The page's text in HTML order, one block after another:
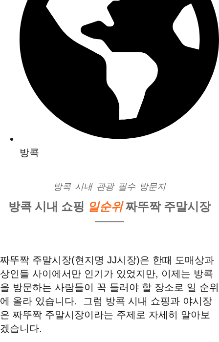
방콕
방콕 시내 관광 필수 방문지
방콕 시내 쇼핑 일순위짜뚜짝 주말시장
짜뚜짝 주말시장(현지명 JJ시장)은 한때 도매상과
상인들 사이에서만 인기가 있었지만, 이제는 방콕
을 방문하는 사람들이 꼭 들러야 할 장소로 일 순위
에 올라 있습니다. 그럼 방콕 시내 쇼핑과 야시장
은 짜뚜짝 주말시장이라는 주제로 자세히 알아보
겠습니다.